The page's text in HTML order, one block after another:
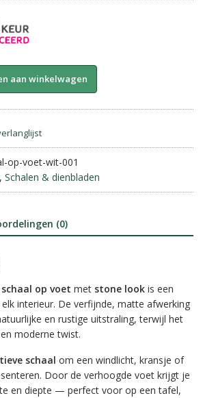
aan winkelwagen
n
t
i
:
op-voet-wit-001
, Schalen & dienbladen
(0)
op voet met stone lookis een
interieur. De verfijnde, matte afwerking
en rustige uitstraling, terwijl het
moderne twist.
schaal om een windlicht, kransje of
Door de verhoogde voet krijgt je
en diepte — perfect voor op een tafel,